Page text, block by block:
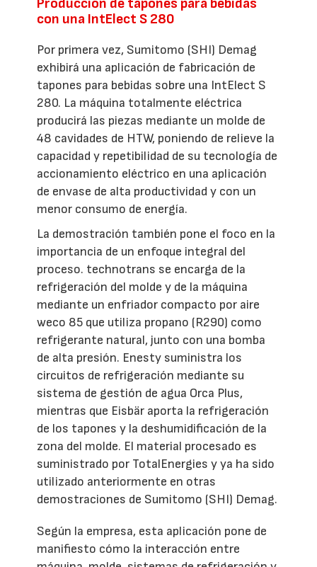
Producción de tapones para bebidas
con una IntElect S 280
Por primera vez, Sumitomo (SHI) Demag
exhibirá una aplicación de fabricación de
tapones para bebidas sobre una IntElect S
280. La máquina totalmente eléctrica
producirá las piezas mediante un molde de
48 cavidades de HTW, poniendo de relieve la
capacidad y repetibilidad de su tecnología de
accionamiento eléctrico en una aplicación
de envase de alta productividad y con un
menor consumo de energía.
La demostración también pone el foco en la
importancia de un enfoque integral del
proceso. technotrans se encarga de la
refrigeración del molde y de la máquina
mediante un enfriador compacto por aire
weco 85 que utiliza propano (R290) como
refrigerante natural, junto con una bomba
de alta presión. Enesty suministra los
circuitos de refrigeración mediante su
sistema de gestión de agua Orca Plus,
mientras que Eisbär aporta la refrigeración
de los tapones y la deshumidificación de la
zona del molde. El material procesado es
suministrado por TotalEnergies y ya ha sido
utilizado anteriormente en otras
demostraciones de Sumitomo (SHI) Demag.
Según la empresa, esta aplicación pone de
manifiesto cómo la interacción entre